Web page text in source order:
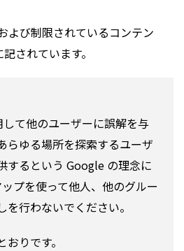
よび制限されているコンテン
されています。
て他のユーザーに誤解を与
らゆる場所を探索するユーザ
するという Google の理念に
プを使って他人、他のグルー
行わないでください。
りです。